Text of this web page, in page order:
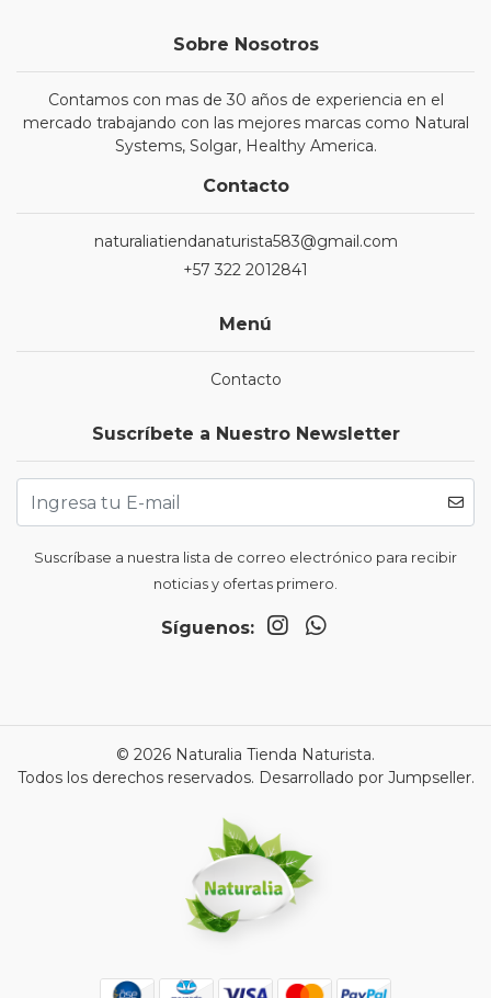
Sobre Nosotros
Contamos con mas de 30 años de experiencia en el
mercado trabajando con las mejores marcas como Natural
Systems, Solgar, Healthy America.
Contacto
naturaliatiendanaturista583@gmail.com
+57 322 2012841
Menú
Contacto
Suscríbete a Nuestro Newsletter
Suscríbase a nuestra lista de correo electrónico para recibir
noticias y ofertas primero.
Síguenos:
© 2026 Naturalia Tienda Naturista.
Todos los derechos reservados. Desarrollado por Jumpseller.